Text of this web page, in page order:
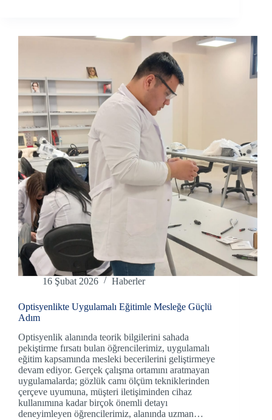
16 Şubat 2026 Haberler
Optisyenlikte Uygulamalı Eğitimle Mesleğe Güçlü
Adım
Optisyenlik alanında teorik bilgilerini sahada
pekiştirme fırsatı bulan öğrencilerimiz, uygulamalı
eğitim kapsamında mesleki becerilerini geliştirmeye
devam ediyor. Gerçek çalışma ortamını aratmayan
uygulamalarda; gözlük camı ölçüm tekniklerinden
çerçeve uyumuna, müşteri iletişiminden cihaz
kullanımına kadar birçok önemli detayı
deneyimleyen öğrencilerimiz, alanında uzman…